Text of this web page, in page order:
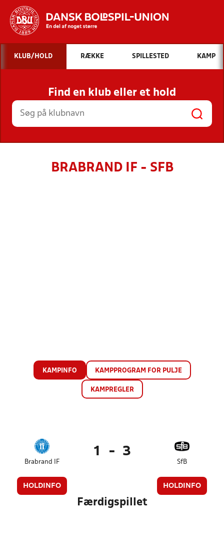
Hvad vil du søge efter?
INDHOLD OG NYHEDER
STILLINGER, RESULTATER, KLUBBER OG
HOLD
KLUB/HOLD RÆKKE SPILLESTED KAMP
Find en klub eller et hold
BRABRAND IF - SFB
KAMPINFO KAMPPROGRAM FOR PULJE
KAMPREGLER
Brabrand IF
HOLDINFO
1 - 3
SfB
HOLDINFO
Færdigspillet